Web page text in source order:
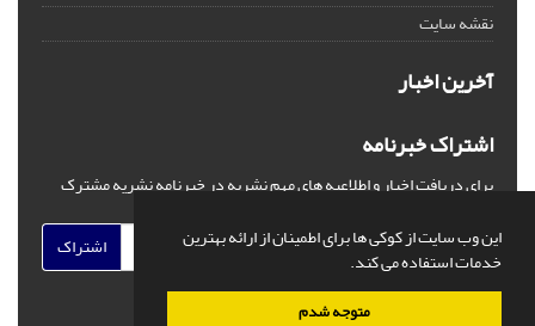
این وب سایت از کوکی ها برای اطمینان از ارائه بهترین
خدمات استفاده می کند.
متوجه شدم
نقشه سایت
آخرین اخبار
اشتراک خبرنامه
برای دریافت اخبار و اطلاعیه های مهم نشریه در خبرنامه نشریه مشترک
اشتراک